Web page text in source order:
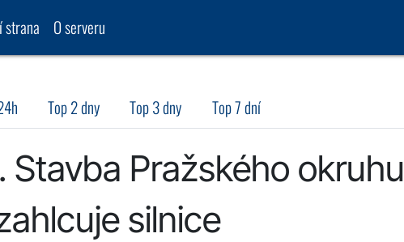
strana O serveru
Top 2 dny Top 3 dny Top 7 dní
Stavba Pražského okruhu
silnice